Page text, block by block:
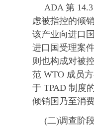
ADA 第
虑被指控的倾
该产业向进口
进口国受理案
则也构成对被
范 WTO 成员
于 TPAD 制度
倾销国乃至消
(二)调查阶